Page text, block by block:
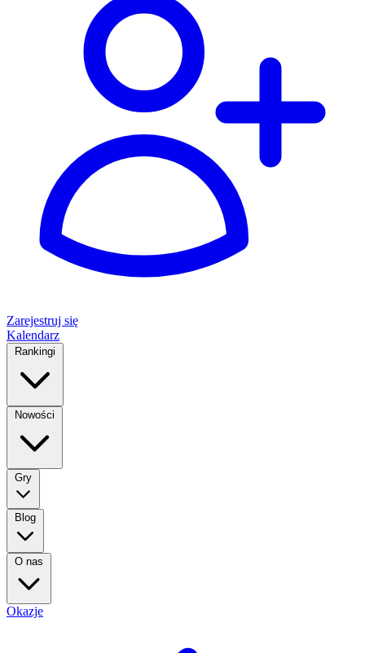
Zarejestruj się
Kalendarz
Rankingi
Nowości
Gry
Blog
O nas
Okazje